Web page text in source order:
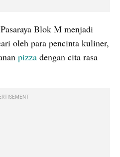
Blok M menjadi
oleh para pencinta kuliner,
pizza dengan cita rasa